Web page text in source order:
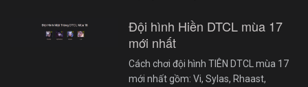
Đội hình Hiền DTCL mùa 17
mới nhất
Cách chơi đội hình TIÊN DTCL mùa 17
mới nhất gồm: Vi, Sylas, Rhaast,